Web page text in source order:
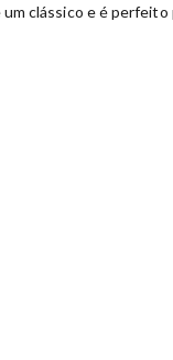
clássico e é